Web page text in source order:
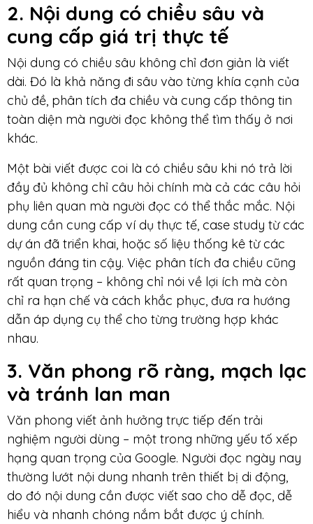
2. Nội dung có chiều sâu và
cung cấp giá trị thực tế
Nội dung có chiều sâu không chỉ đơn giản là viết
dài. Đó là khả năng đi sâu vào từng khía cạnh của
chủ đề, phân tích đa chiều và cung cấp thông tin
toàn diện mà người đọc không thể tìm thấy ở nơi
khác.
Một bài viết được coi là có chiều sâu khi nó trả lời
đầy đủ không chỉ câu hỏi chính mà cả các câu hỏi
phụ liên quan mà người đọc có thể thắc mắc. Nội
dung cần cung cấp ví dụ thực tế, case study từ các
dự án đã triển khai, hoặc số liệu thống kê từ các
nguồn đáng tin cậy. Việc phân tích đa chiều cũng
rất quan trọng – không chỉ nói về lợi ích mà còn
chỉ ra hạn chế và cách khắc phục, đưa ra hướng
dẫn áp dụng cụ thể cho từng trường hợp khác
nhau.
3. Văn phong rõ ràng, mạch lạc
và tránh lan man
Văn phong viết ảnh hưởng trực tiếp đến trải
nghiệm người dùng – một trong những yếu tố xếp
hạng quan trọng của Google. Người đọc ngày nay
thường lướt nội dung nhanh trên thiết bị di động,
do đó nội dung cần được viết sao cho dễ đọc, dễ
hiểu và nhanh chóng nắm bắt được ý chính.